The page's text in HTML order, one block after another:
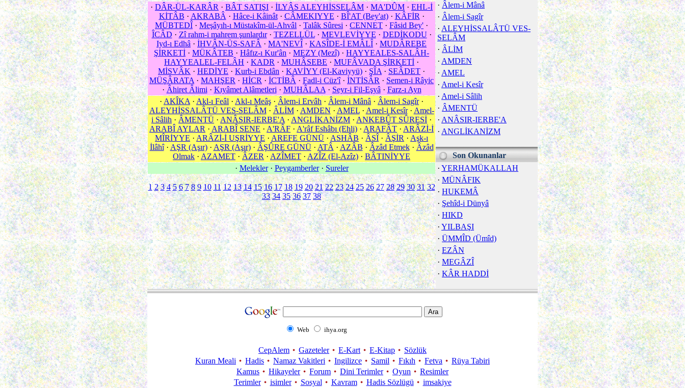
· Âlem-i Mânâ
· Âlem-i Sagîr
· ALEYHİSSALÂTÜ VES-
SELÂM
· ÂLİM
· AMDEN
· AMEL
· Amel-i Kesîr
· Amel-i Sâlih
· ÂMENTÜ
· ANÂSIR-IERBE'A
· ANGLİKANİZM
Son Okunanlar
· YERHAMÜKALLAH
· MÜNÂFIK
· HUKEMÂ
· Şehîd-i Dünyâ
· HIKD
· YILBAŞI
· ÜMMÎD (Ümîd)
· EZÂN
· MEGÂZÎ
· KÂR HADDİ
· DÂR-ÜL-KARÂR · BÂT SATIŞI · İLYÂS ALEYHİSSELÂM · MA'DÛM · EHL-İ
KİTÂB · AKRABÂ · Hâce-i Kâinât· CÂMEKIYYE · BÎ'AT (Bey'at)· KÂFİR ·
MÜBTEDÎ · Meşâyıh-ı Müstakîm-ül-Ahvâl · Talâk Sûresi · CENNET · Fâsid Bey' ·
ÎCÂD · Zî rahm-i mahrem şunlardır· TEZELLÜL· MEVLEVİYYE · DEDİKODU·
Iyd-ı Edhâ · İHVÂN-ÜS-SAFÂ · MA'NEVÎ · KASÎDE-İ EMÂLÎ · MUDÂREBE
ŞİRKETİ · MÜKÂTEB · Hâfız-ı Kur'ân · MEZY (Mezî) · HAYYEALES-SALÂH-
HAYYEALEL-FELÂH · KADR · MUHÂSEBE · MUFÂVADA ŞİRKETİ ·
MİSVÂK · HEDİYE · Kurb-i Ebdân · KAVİYY (El-Kaviyyü) · ŞÎA · SEÂDET ·
MÜŞÂRATA · MAHŞER · HİCR · İCTİBÂ · Fadl-i Cüz'î· İNTİSÂR · Semen-i Râyic
· Âhiret Âlimi · Kıyâmet Alâmetleri · MUHÂLAA · Seyr-i Fil-Eşyâ · Farz-ı Ayn
· AKÎKA · Akl-ı Feâl · Akl-ı Meâş · Âlem-i Ervâh · Âlem-i Mânâ · Âlem-i Sagîr·
ALEYHİSSALÂTÜ VES-SELÂM· ÂLİM· AMDEN · AMEL· Amel-i Kesîr· Amel-
i Sâlih · ÂMENTÜ · ANÂSIR-IERBE'A · ANGLİKANİZM · ANKEBÛT SÛRESİ ·
ARABÎ AYLAR · ARABÎ SENE · A'RÂF · A'râf Eshâbı (Ehli) · ARAFÂT · ARÂZİ-İ
MÎRİYYE · ARÂZİ-İ UŞRİYYE · AREFE GÜNÜ · ASHÂB · ÂSÎ · ÂŞİR · Aşk-ı
İlâhî· AŞR (Aşır)· AŞR (Aşır)· ÂŞÛRE GÜNÜ· ATÂ · AZÂB · Âzâd Etmek· Âzâd
Olmak · AZAMET · ÂZER · AZÎMET · AZÎZ (El-Azîz) · BÂTINİYYE
· Melekler· Peygamberler· Sureler
1 2 3 4 5 6 7 8 9 10 11 12 13 14 15 16 17 18 19 20 21 22 23 24 25 26 27 28 29 30 31 32
33 34 35 36 37 38
Web ihya.org
CepAlem Gazeteler E-Kart E-Kitap
Sözlük
Kuran Meali
Hadis Namaz Vakitleri Ingilizce Samil Fıkıh Fetva
Rüya Tabiri
Kamus
Hikayeler Forum Dini Terimler Oyun
Resimler
Terimler
isimler Sosyal Kavram Hadis Sözlügü imsakiye